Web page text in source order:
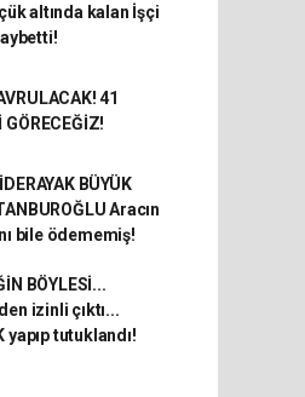
altında kalan İşçi
41
GÖRECEĞİZ!
BÜYÜK
Aracın
bile ödememiş!
BÖYLESİ...
izinli çıktı...
yapıp tutuklandı!